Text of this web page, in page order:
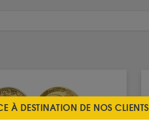
À DESTINATION DE NOS CLIENTS